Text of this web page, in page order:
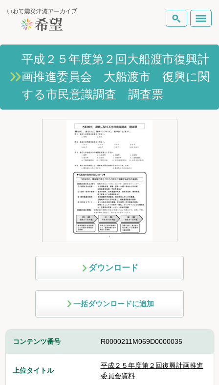
いわて震災津波アーカイブとは
岩手県の被害状況
ピックアップコンテンツ
Foreign Laguage
検索
テーマから探す 地図から探す
平成２５年度第２回大船渡市復興計
画推進委員会 大船渡市 復興に関
する市民意識調査 調査票
ダウンロード
一括ダウンロードに追加
コンテンツ番号 R0000211M069D0000035
上位タイトル
平成２５年度第２回復興計画推進
委員会資料